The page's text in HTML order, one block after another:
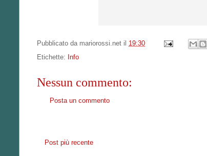
Pubblicato da mariorossi.net il 19:30
Etichette: Info
Nessun commento:
Posta un commento
Post più recente